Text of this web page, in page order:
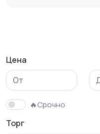
Бутербродницы,
сэндвичницы,
тостеры
Цена
🔥Срочно
Торг